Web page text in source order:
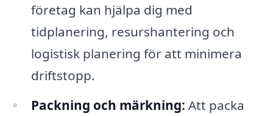
företag kan hjälpa dig med
tidplanering, resurshantering och
logistisk planering för att minimera
driftstopp.
Packning och märkning: Att packa